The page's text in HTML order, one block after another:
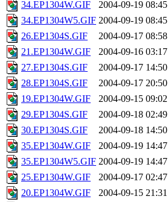
34.EP1304W.GIF 2004-09-19 08:45
34.EP1304W5.GIF 2004-09-19 08:45
26.EP1304S.GIF
2004-09-17 08:58
21.EP1304W.GIF
2004-09-16 03:17
27.EP1304S.GIF
2004-09-17 14:50
28.EP1304S.GIF
2004-09-17 20:50
19.EP1304W.GIF
2004-09-15 09:02
29.EP1304S.GIF
2004-09-18 02:49
30.EP1304S.GIF
2004-09-18 14:50
35.EP1304W.GIF
2004-09-19 14:47
35.EP1304W5.GIF 2004-09-19 14:47
25.EP1304W.GIF
2004-09-17 02:47
20.EP1304W.GIF
2004-09-15 21:31